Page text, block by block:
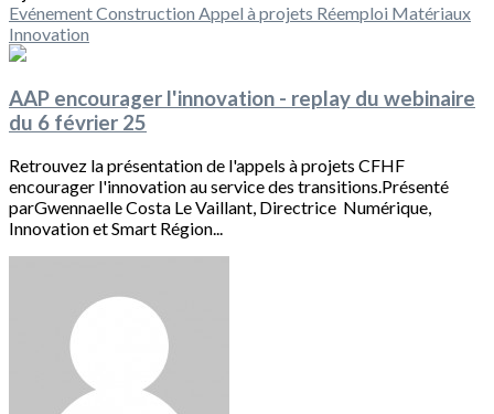
EvénementConstruction Appel à projets Réemploi Matériaux
Innovation
AAP encourager l'innovation - replay du webinaire
du 6 février 25
Retrouvez la présentation de l'appels à projets CFHF
encourager l'innovation au service des transitions.Présenté
parGwennaelle Costa Le Vaillant, Directrice Numérique,
Innovation et Smart Région...